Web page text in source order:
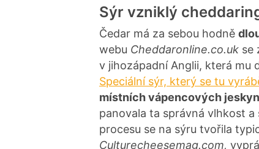
Sýr vzniklý
Čedar má za sebou hodně
webu Cheddaronline.co.uk se
v jihozápadní Anglii, která mu
Speciální sýr, který se tu
místních vápencových
panovala ta správná vlhkost
procesu se na sýru tvořila
Culturecheesemag.com,